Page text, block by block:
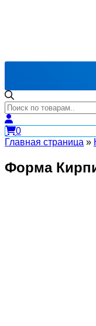
0
Главная страница »
Форма